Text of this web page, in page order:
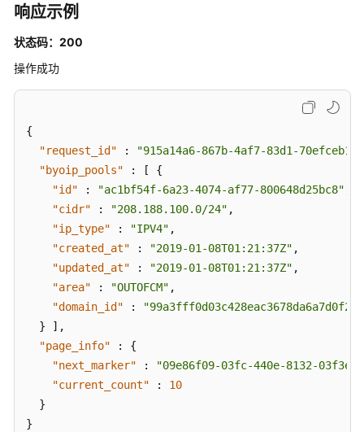
权
限
授
权
附
录
常
见
响应示例
状态码：200
操作成功
{
"request_id"
:
"915a14a6-867b-4af7-83d1-
"byoip_pools"
: [
{
"id"
: "ac1bf54f-6a23-4074-af77-800648d25bc8"
"cidr"
: "208.188.100.0/24" ,
"ip_type"
: "IPV4" ,
"created_at"
: "2019-01-08T01:21:37Z" ,
"updated_at"
: "2019-01-08T01:21:37Z" ,
"area"
: "OUTOFCM" ,
"domain_id"
:
"99a3fff0d03c428eac3678da6a7d0f24"
}
] ,
"page_info"
:
{
"next_marker"
:
"09e86f09-03fc-440e-8132-
"current_count"
:
10
}
}